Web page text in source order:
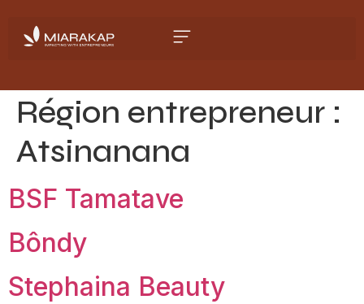
Région entrepreneur :
Atsinanana
BSF Tamatave
Bôndy
Stephaina Beauty